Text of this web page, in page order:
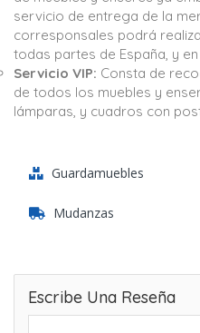
servicio de entrega de la
corresponsales podrá
todas partes de España, y
Servicio VIP: Consta de
de todos los muebles y
lámparas, y cuadros con
Guardamuebles
Mudanzas
Escribe Una Reseña